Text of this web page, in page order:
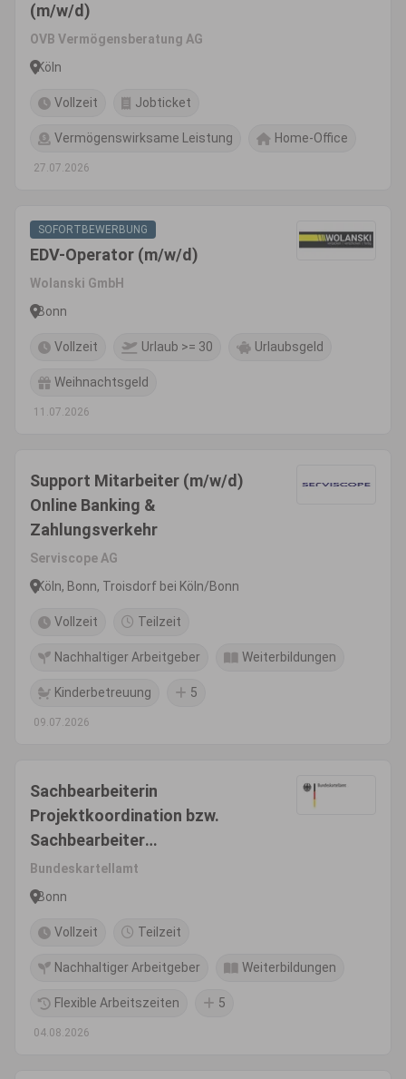
(m/w/d)
OVB Vermögensberatung AG
Köln
Vollzeit Jobticket
Vermögenswirksame Leistung Home-Office
27.07.2026
SOFORTBEWERBUNG
EDV-Operator (m/w/d)
Wolanski GmbH
Bonn
Vollzeit Urlaub >= 30 Urlaubsgeld
Weihnachtsgeld
11.07.2026
Support Mitarbeiter (m/w/d)
Online Banking &
Zahlungsverkehr
Serviscope AG
Köln, Bonn, Troisdorf bei Köln/Bonn
Vollzeit Teilzeit
Nachhaltiger Arbeitgeber Weiterbildungen
Kinderbetreuung 5
09.07.2026
Sachbearbeiterin
Projektkoordination bzw.
Sachbearbeiter
Projektkoordination (w/m/d)
Bundeskartellamt
Bonn
Vollzeit Teilzeit
Nachhaltiger Arbeitgeber Weiterbildungen
Flexible Arbeitszeiten 5
04.08.2026